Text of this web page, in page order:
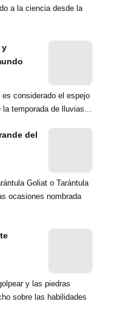
a la ciencia desde la
y
considerado el espejo
temporada de lluvias...
del
Goliat o Tarántula
ocasiones nombrada
y las piedras
sobre las habilidades